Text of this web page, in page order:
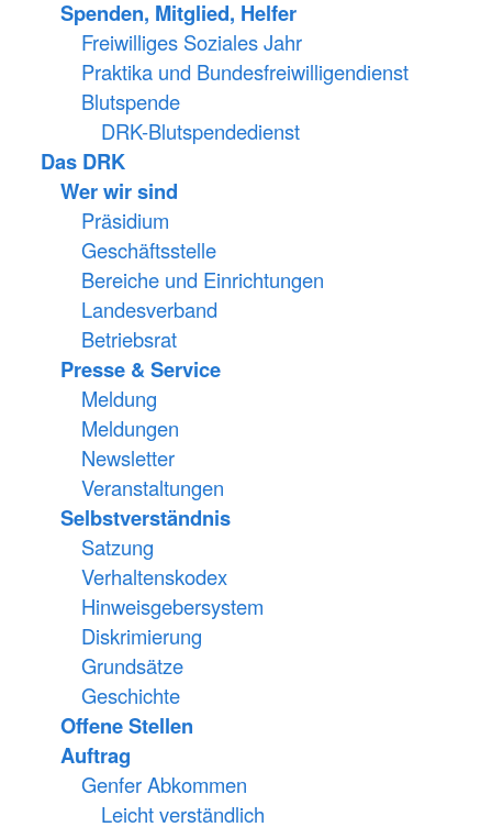
Spenden, Mitglied, Helfer
Freiwilliges Soziales Jahr
Praktika und Bundesfreiwilligendienst
Blutspende
DRK-Blutspendedienst
Das DRK
Wer wir sind
Präsidium
Geschäftsstelle
Bereiche und Einrichtungen
Landesverband
Betriebsrat
Presse & Service
Meldung
Meldungen
Newsletter
Veranstaltungen
Selbstverständnis
Satzung
Verhaltenskodex
Hinweisgebersystem
Diskrimierung
Grundsätze
Geschichte
Offene Stellen
Auftrag
Genfer Abkommen
Leicht verständlich